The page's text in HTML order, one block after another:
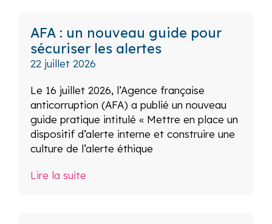
AFA : un nouveau guide pour
sécuriser les alertes
22 juillet 2026
Le 16 juillet 2026, l’Agence française
anticorruption (AFA) a publié un nouveau
guide pratique intitulé « Mettre en place un
dispositif d’alerte interne et construire une
culture de l’alerte éthique
Lire la suite